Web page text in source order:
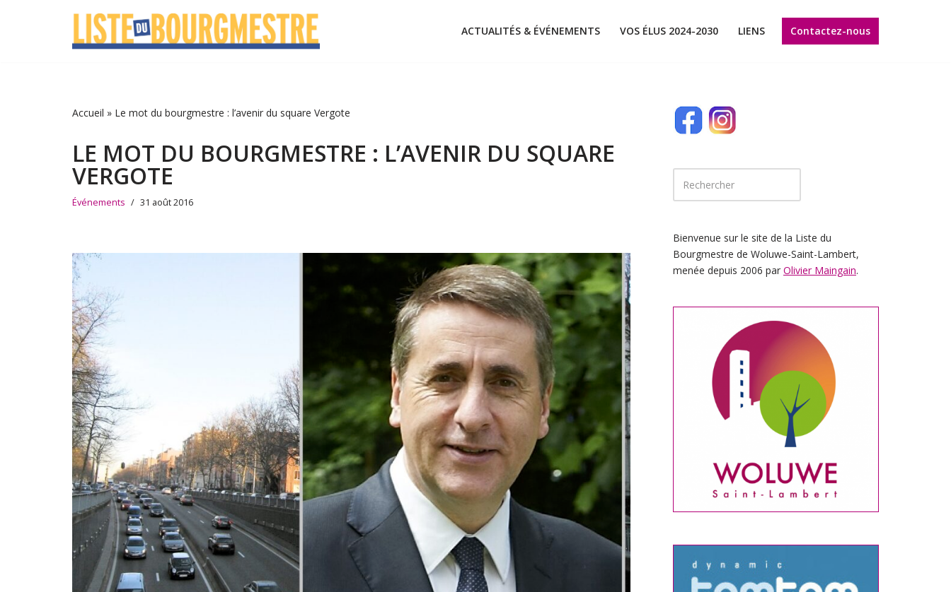
ACTUALITÉS & ÉVÉNEMENTS VOS ÉLUS 2024-2030 LIENS Contactez-nous
Accueil » Le mot du bourgmestre : l’avenir du square Vergote
LE MOT DU BOURGMESTRE : L’AVENIR DU SQUARE
VERGOTE
Événements 31 août 2016
Bienvenue sur le site de la Liste du
Bourgmestre de Woluwe-Saint-Lambert,
menée depuis 2006 par Olivier Maingain.